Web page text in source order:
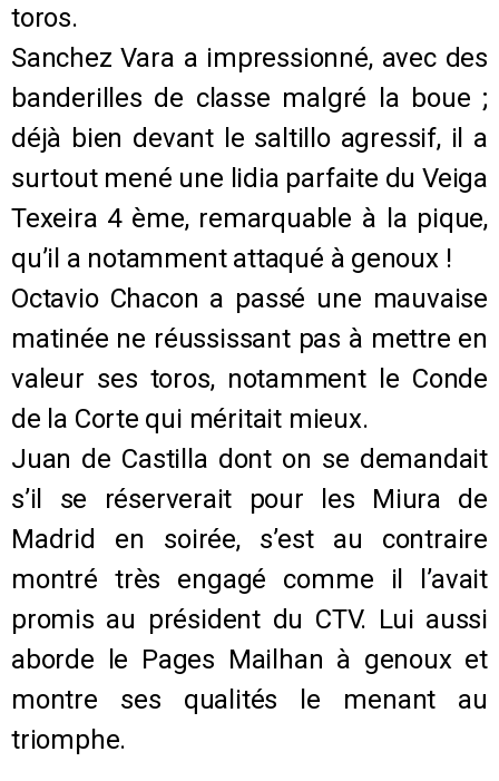
toros.
Sanchez Vara a impressionné, avec des
banderilles de classe malgré la boue ;
déjà bien devant le saltillo agressif, il a
surtout mené une lidia parfaite du Veiga
Texeira 4 ème, remarquable à la pique,
qu’il a notamment attaqué à genoux !
Octavio Chacon a passé une mauvaise
matinée ne réussissant pas à mettre en
valeur ses toros, notamment le Conde
de la Corte qui méritait mieux.
Juan de Castilla dont on se demandait
s’il se réserverait pour les Miura de
Madrid en soirée, s’est au contraire
montré très engagé comme il l’avait
promis au président du CTV. Lui aussi
aborde le Pages Mailhan à genoux et
montre ses qualités le menant au
triomphe.